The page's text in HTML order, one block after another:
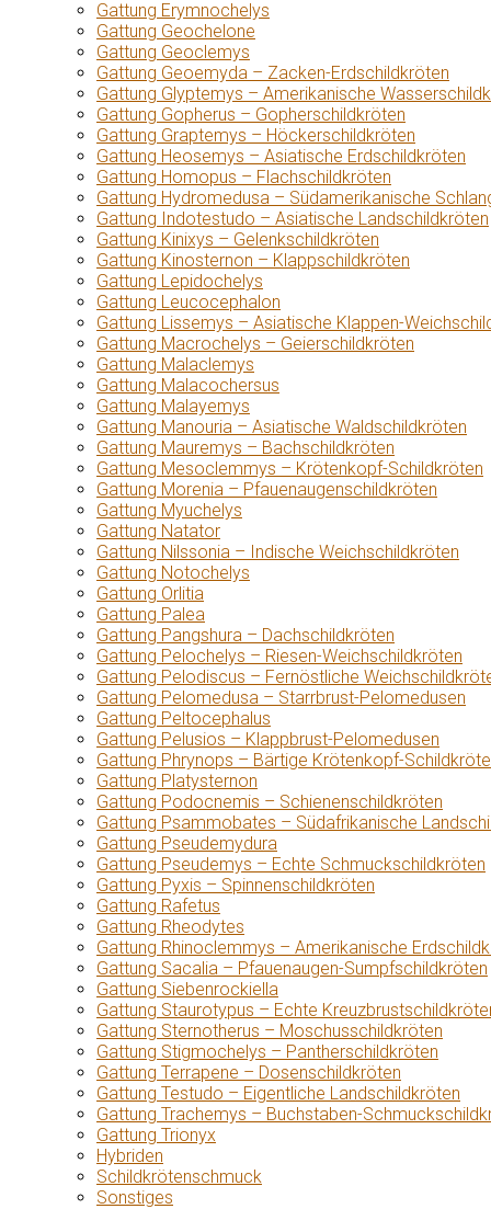
Gattung Erymnochelys
Gattung Geochelone
Gattung Geoclemys
Gattung Geoemyda – Zacken-Erdschildkröten
Gattung Glyptemys – Amerikanische
Gattung Gopherus – Gopherschildkröten
Gattung Graptemys – Höckerschildkröten
Gattung Heosemys – Asiatische Erdschildkröten
Gattung Homopus – Flachschildkröten
Gattung Hydromedusa – Südamerikanische
Gattung Indotestudo – Asiatische Landschildkröten
Gattung Kinixys – Gelenkschildkröten
Gattung Kinosternon – Klappschildkröten
Gattung Lepidochelys
Gattung Leucocephalon
Gattung Lissemys – Asiatische Klappen-
Gattung Macrochelys – Geierschildkröten
Gattung Malaclemys
Gattung Malacochersus
Gattung Malayemys
Gattung Manouria – Asiatische Waldschildkröten
Gattung Mauremys – Bachschildkröten
Gattung Mesoclemmys – Krötenkopf-Schildkröten
Gattung Morenia – Pfauenaugenschildkröten
Gattung Myuchelys
Gattung Natator
Gattung Nilssonia – Indische Weichschildkröten
Gattung Notochelys
Gattung Orlitia
Gattung Palea
Gattung Pangshura – Dachschildkröten
Gattung Pelochelys – Riesen-Weichschildkröten
Gattung Pelodiscus – Fernöstliche
Gattung Pelomedusa – Starrbrust-Pelomedusen
Gattung Peltocephalus
Gattung Pelusios – Klappbrust-Pelomedusen
Gattung Phrynops – Bärtige Krötenkopf-
Gattung Platysternon
Gattung Podocnemis – Schienenschildkröten
Gattung Psammobates – Südafrikanische
Gattung Pseudemydura
Gattung Pseudemys – Echte Schmuckschildkröten
Gattung Pyxis – Spinnenschildkröten
Gattung Rafetus
Gattung Rheodytes
Gattung Rhinoclemmys – Amerikanische
Gattung Sacalia – Pfauenaugen-Sumpfschildkröten
Gattung Siebenrockiella
Gattung Staurotypus – Echte
Gattung Sternotherus – Moschusschildkröten
Gattung Stigmochelys – Pantherschildkröten
Gattung Terrapene – Dosenschildkröten
Gattung Testudo – Eigentliche Landschildkröten
Gattung Trachemys – Buchstaben-
Gattung Trionyx
Hybriden
Schildkrötenschmuck
Sonstiges